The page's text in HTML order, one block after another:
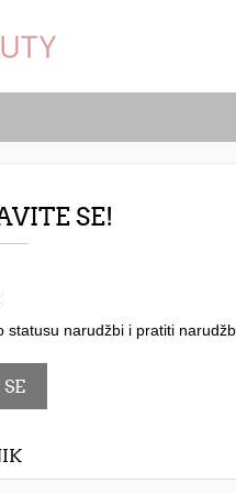
SE!
narudžbi i pratiti